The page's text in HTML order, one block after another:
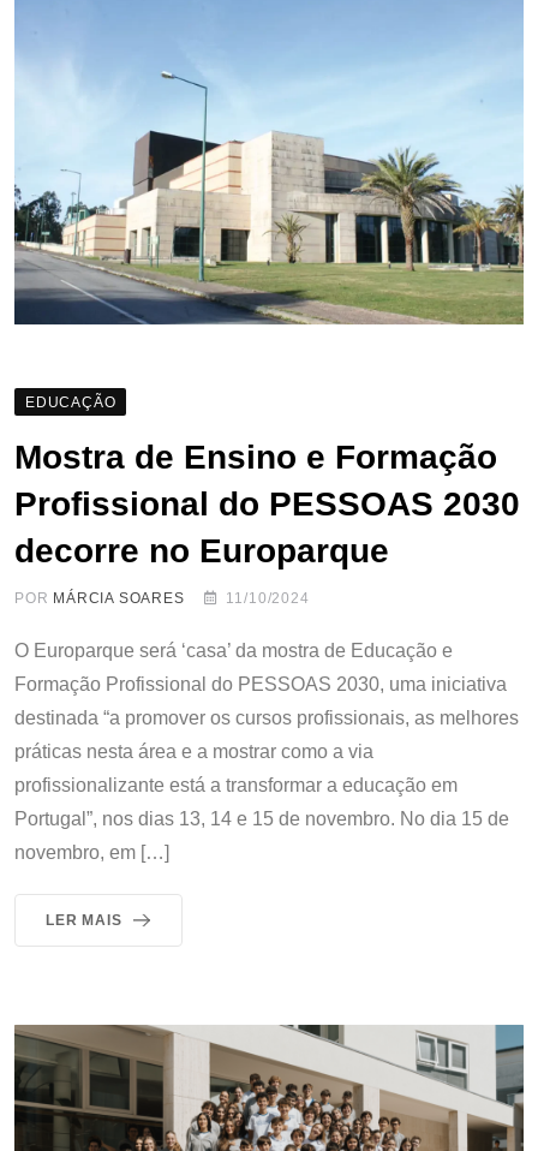
EDUCAÇÃO
Mostra de Ensino e Formação
Profissional do PESSOAS 2030
decorre no Europarque
POR MÁRCIA SOARES 11/10/2024
O Europarque será ‘casa’ da mostra de Educação e
Formação Profissional do PESSOAS 2030, uma iniciativa
destinada “a promover os cursos profissionais, as melhores
práticas nesta área e a mostrar como a via
profissionalizante está a transformar a educação em
Portugal”, nos dias 13, 14 e 15 de novembro. No dia 15 de
novembro, em […]
LER MAIS